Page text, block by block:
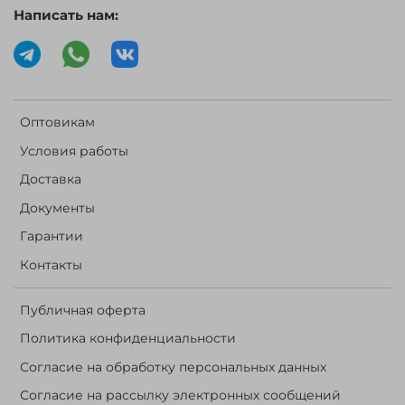
Оптовикам
Условия работы
Доставка
Документы
Гарантии
Контакты
Публичная оферта
Политика конфиденциальности
Согласие на обработку персональных данных
Согласие на рассылку электронных сообщений
Написать нам: